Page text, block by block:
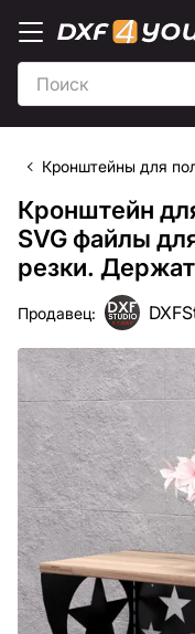
Кронштейны для
Кронштейн
SVG файлы
резки.
Продавец: